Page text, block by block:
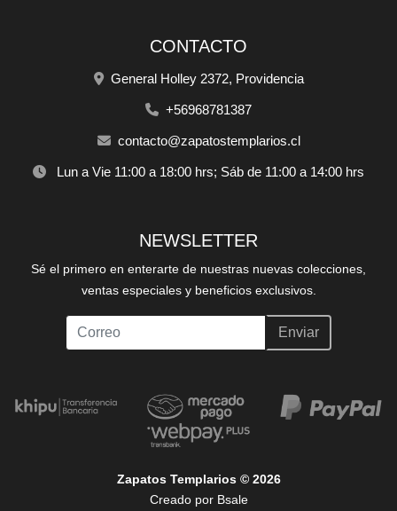
CONTACTO
General Holley 2372, Providencia
+56968781387
contacto@zapatostemplarios.cl
Lun a Vie 11:00 a 18:00 hrs; Sáb de 11:00 a 14:00 hrs
NEWSLETTER
Sé el primero en enterarte de nuestras nuevas colecciones,
ventas especiales y beneficios exclusivos.
Enviar
Zapatos Templarios © 2026
Creado por Bsale